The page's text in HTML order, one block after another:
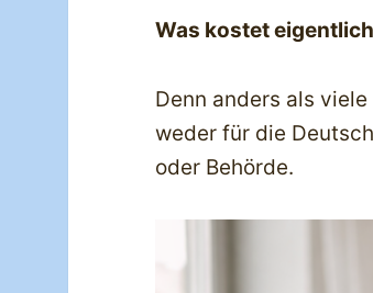
Was kostet
Denn anders als
weder für die
oder Behörde.